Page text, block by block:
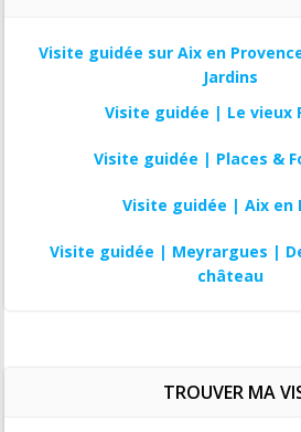
Visite guidée sur Aix en
Jardins
Visite guidée | Le vieux
Visite guidée | Places &
Visite guidée | Aix en
Visite guidée | Meyrargues |
château
TROUVER MA